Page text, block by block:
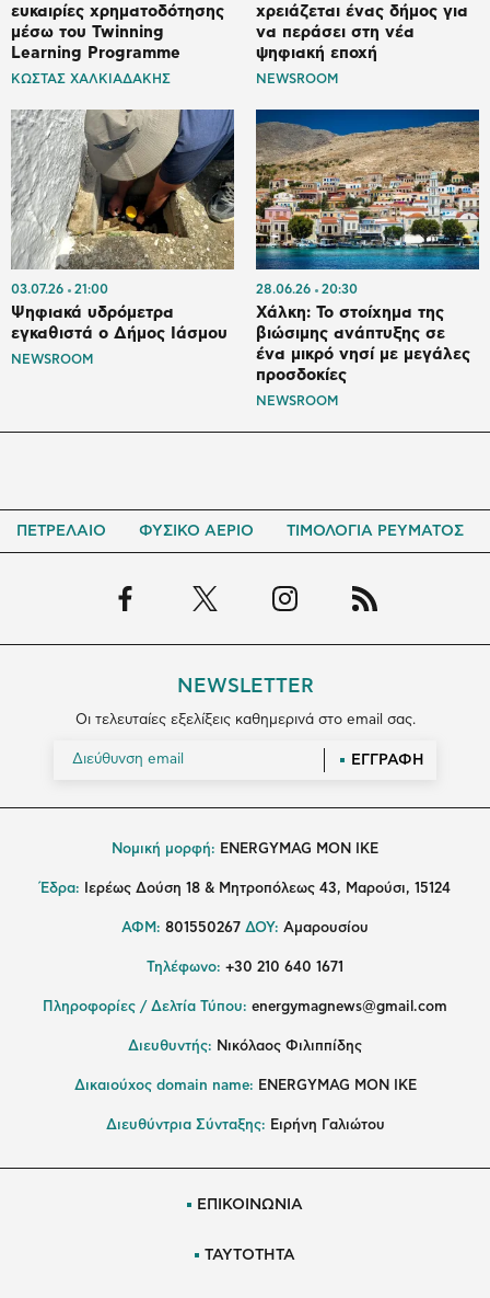
ευκαιρίες χρηματοδότησης
μέσω του Twinning
Learning Programme
ΚΩΣΤΑΣ ΧΑΛΚΙΑΔΑΚΗΣ
χρειάζεται ένας δήμος για
να περάσει στη νέα
ψηφιακή εποχή
NEWSROOM
03.07.26 21:00
Ψηφιακά υδρόμετρα
εγκαθιστά ο Δήμος Ιάσμου
NEWSROOM
28.06.26 20:30
Χάλκη: Το στοίχημα της
βιώσιμης ανάπτυξης σε
ένα μικρό νησί με μεγάλες
προσδοκίες
NEWSROOM
ΠΕΤΡΕΛΑΙΟ ΦΥΣΙΚΟ ΑΕΡΙΟ ΤΙΜΟΛΟΓΙΑ ΡΕΥΜΑΤΟΣ
NEWSLETTER
Οι τελευταίες εξελίξεις καθημερινά στο email σας.
ΕΓΓΡΑΦΗ
Νομική μορφή: ENERGYMAG MON IKE
Έδρα: Ιερέως Δούση 18 & Μητροπόλεως 43, Μαρούσι, 15124
ΑΦΜ: 801550267 ΔΟΥ: Αμαρουσίου
Τηλέφωνο: +30 210 640 1671
Πληροφορίες / Δελτία Τύπου: energymagnews@gmail.com
Διευθυντής: Νικόλαος Φιλιππίδης
Δικαιούχος domain name: ENERGYMAG ΜΟΝ ΙΚΕ
Διευθύντρια Σύνταξης: Ειρήνη Γαλιώτου
ΕΠΙΚΟΙΝΩΝΙΑ
ΤΑΥΤΟΤΗΤΑ